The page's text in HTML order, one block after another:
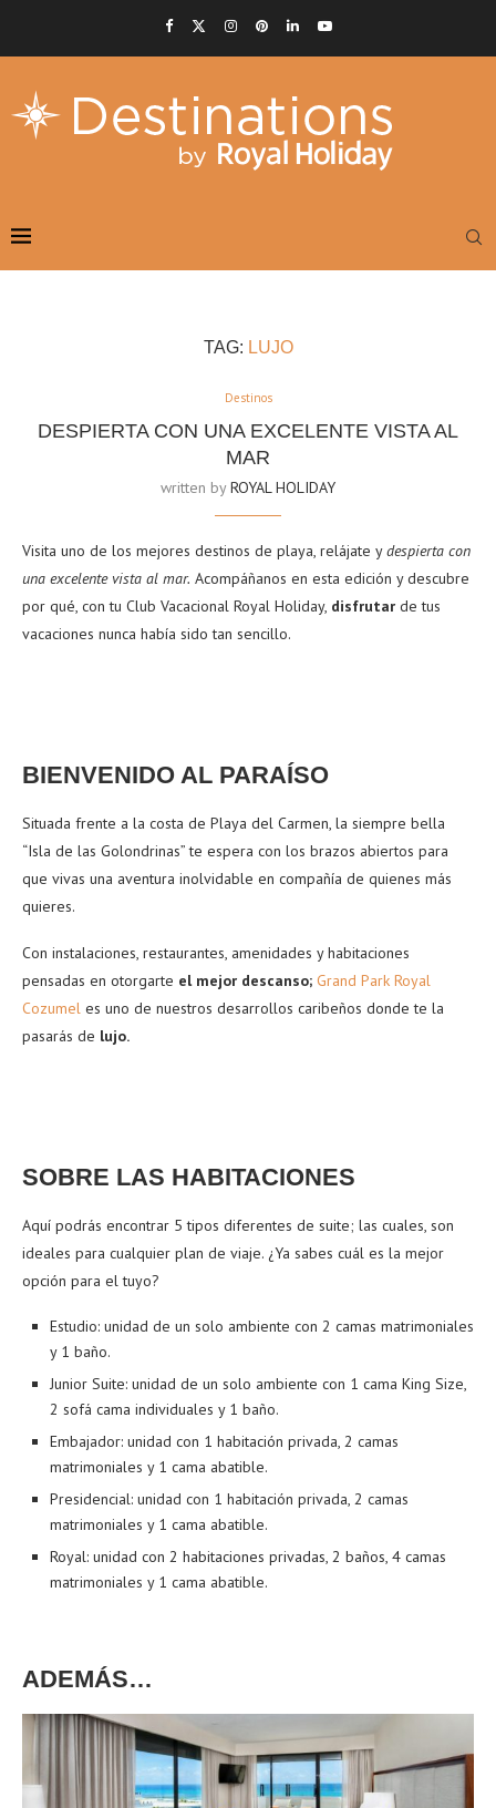
TAG: LUJO
Destinos
DESPIERTA CON UNA EXCELENTE VISTA AL
MAR
written byROYAL HOLIDAY
Visita uno de los mejores destinos de playa, relájate ydespierta con
una excelente vista al mar. Acompáñanos en esta edición y descubre
por qué, con tu Club Vacacional Royal Holiday, disfrutar de tus
vacaciones nunca había sido tan sencillo.
BIENVENIDO AL PARAÍSO
Situada frente a la costa de Playa del Carmen, la siempre bella
“Isla de las Golondrinas” te espera con los brazos abiertos para
que vivas una aventura inolvidable en compañía de quienes más
quieres.
Con instalaciones, restaurantes, amenidades y habitaciones
pensadas en otorgarte el mejor descanso; Grand Park Royal
Cozumel es uno de nuestros desarrollos caribeños donde te la
pasarás de lujo.
SOBRE LAS HABITACIONES
Aquí podrás encontrar 5 tipos diferentes de suite; las cuales, son
ideales para cualquier plan de viaje. ¿Ya sabes cuál es la mejor
opción para el tuyo?
Estudio: unidad de un solo ambiente con 2 camas matrimoniales
y 1 baño.
Junior Suite: unidad de un solo ambiente con 1 cama King Size,
2 sofá cama individuales y 1 baño.
Embajador: unidad con 1 habitación privada, 2 camas
matrimoniales y 1 cama abatible.
Presidencial: unidad con 1 habitación privada, 2 camas
matrimoniales y 1 cama abatible.
Royal: unidad con 2 habitaciones privadas, 2 baños, 4 camas
matrimoniales y 1 cama abatible.
ADEMÁS…